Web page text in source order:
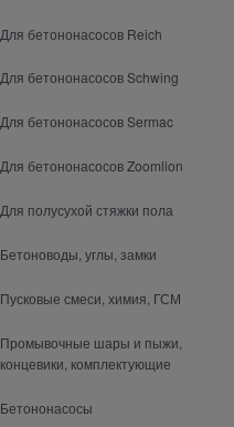
Для бетононасосов Reich
Для бетононасосов Schwing
Для бетононасосов Sermac
Для бетононасосов Zoomlion
Для полусухой стяжки пола
Бетоноводы, углы, замки
Пусковые смеси, химия, ГСМ
Промывочные шары и пыжи,
концевики, комплектующие
Бетононасосы